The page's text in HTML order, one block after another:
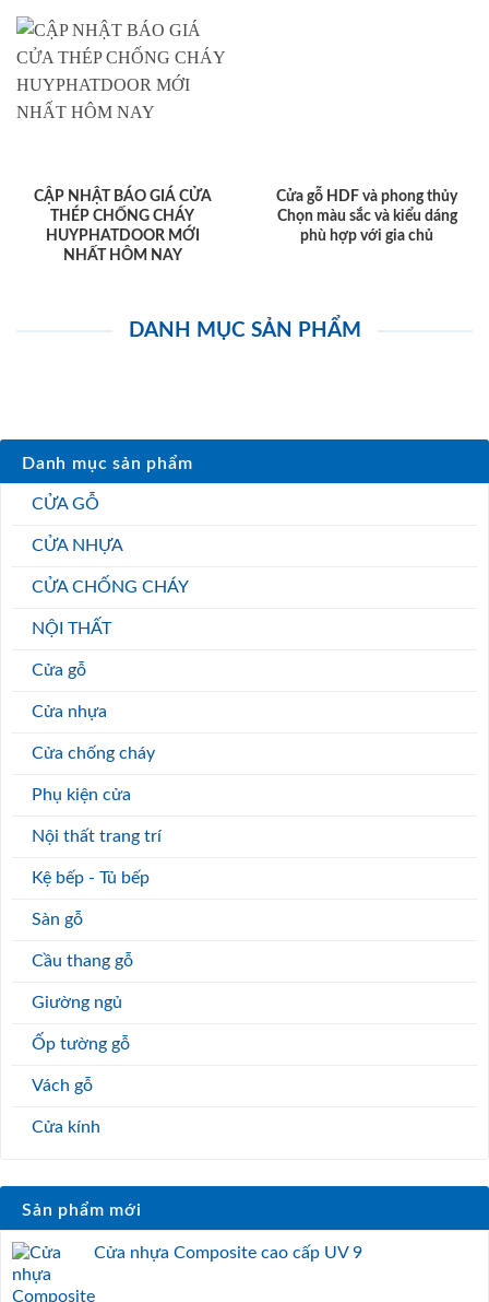
CẬP NHẬT BÁO GIÁ CỬA
THÉP CHỐNG CHÁY
HUYPHATDOOR MỚI
NHẤT HÔM NAY
Cửa gỗ HDF và phong thủy
Chọn màu sắc và kiểu dáng
phù hợp với gia chủ
DANH MỤC SẢN PHẨM
Danh mục sản phẩm
CỬA GỖ
CỬA NHỰA
CỬA CHỐNG CHÁY
NỘI THẤT
Cửa gỗ
Cửa nhựa
Cửa chống cháy
Phụ kiện cửa
Nội thất trang trí
Kệ bếp - Tủ bếp
Sàn gỗ
Cầu thang gỗ
Giường ngủ
Ốp tường gỗ
Vách gỗ
Cửa kính
Sản phẩm mới
Cửa nhựa Composite cao cấp UV 9